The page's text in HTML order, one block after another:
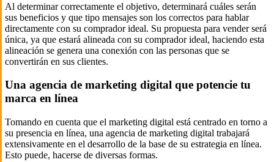
Al determinar correctamente el objetivo, determinará cuáles serán
sus beneficios y que tipo mensajes son los correctos para hablar
directamente con su comprador ideal. Su propuesta para vender será
única, ya que estará alineada con su comprador ideal, haciendo esta
alineación se genera una conexión con las personas que se
convertirán en sus clientes.
Una agencia de marketing digital que potencie tu
marca en línea
Tomando en cuenta que el marketing digital está centrado en torno a
su presencia en línea, una agencia de marketing digital trabajará
extensivamente en el desarrollo de la base de su estrategia en línea.
Esto puede, hacerse de diversas formas.